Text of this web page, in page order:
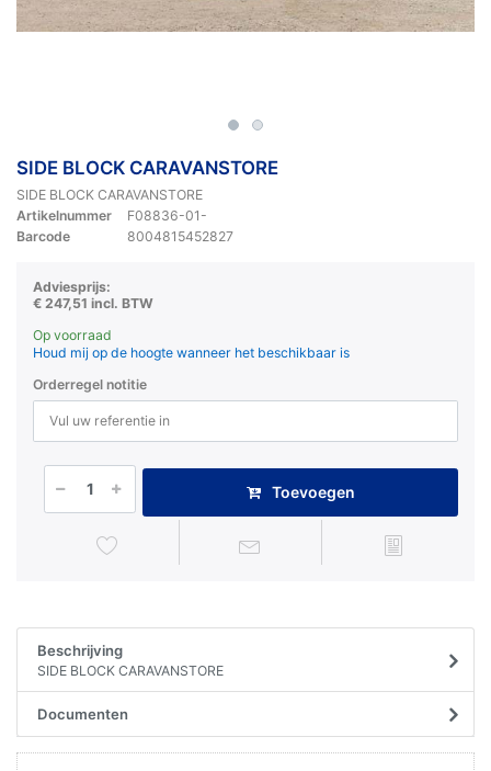
SIDE BLOCK CARAVANSTORE
SIDE BLOCK CARAVANSTORE
Artikelnummer
F08836-01-
Barcode
8004815452827
Adviesprijs:
€ 247,51 incl. BTW
Op voorraad
Houd mij op de hoogte wanneer het beschikbaar is
Orderregel notitie
Toevoegen
Beschrijving
SIDE BLOCK CARAVANSTORE
Documenten